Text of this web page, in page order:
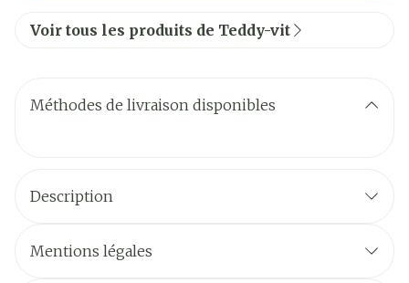
Voir tous les produits de Teddy-vit
Méthodes de livraison disponibles
Description
Mentions légales